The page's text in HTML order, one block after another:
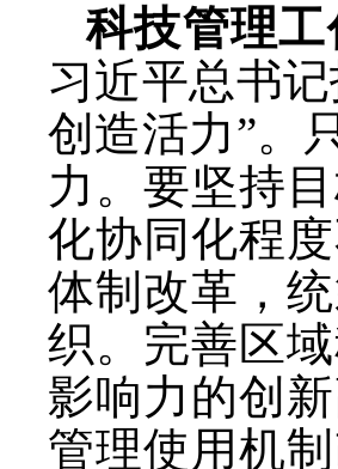
科技管理
习近平总书记
创造活力”。
力。要坚持
化协同化程
体制改革，
织。完善区
影响力的创
管理使用机